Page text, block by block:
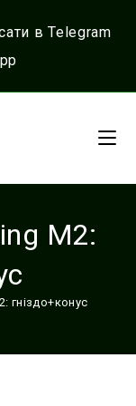
M2:
гніздо+конус